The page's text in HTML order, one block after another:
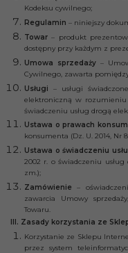
Kodeksu cywilnego;
Regulamin – niniejszy
Towar – produkt
dostępny przy każdym z
Umowa sprzedaży –
Cywilnego, zawarta
Usługi – usługi
elektroniczną w
świadczeniu usług drogą
Ustawa o prawach
konsumenta (Dz. U. 2014, Nr
Ustawa o świadczeniu
2002 r. o świadczeniu usług
zm.);
Zamówienie –
zawarcia Umowy
Towaru.
III. Zasady korzystania ze
Korzystanie ze Sklepu
przez system